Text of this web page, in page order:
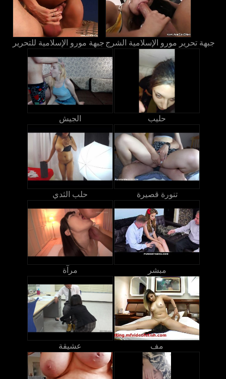
جبهة مورو الإسلامية للتحرير جبهة تحرير مورو الإسلامية الشرج
الجيش حليب
حلب الثدي تنورة قصيرة
مرآة مبشر
عشيقة مف